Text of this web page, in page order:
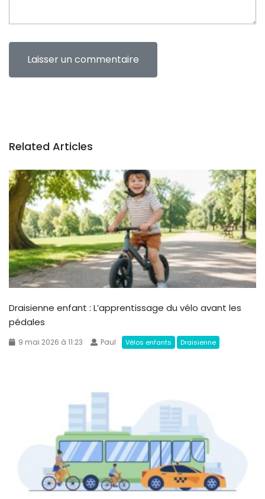
Related Articles
Draisienne enfant : L’apprentissage du vélo avant les
pédales
9 mai 2026 à 11:23 Paul Vélos enfants Draisienne